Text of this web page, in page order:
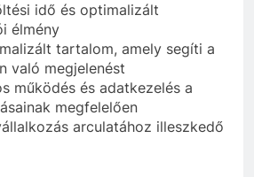
idő és optimalizált
élmény
tartalom, amely segíti a
való megjelenést
működés és adatkezelés a
megfelelően
arculatához illeszkedő